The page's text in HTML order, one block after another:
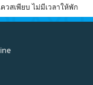
วสเพียบ ไม่มีเวลาให้พัก